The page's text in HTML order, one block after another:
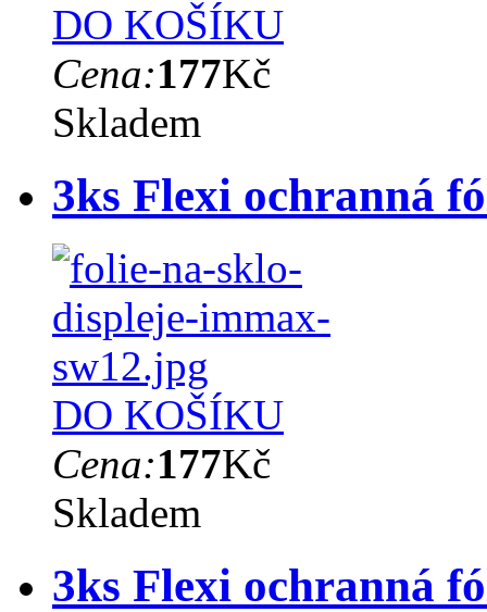
DO KOŠÍKU
Cena:177Kč
Skladem
3ks Flexi ochranná
DO KOŠÍKU
Cena:177Kč
Skladem
3ks Flexi ochranná